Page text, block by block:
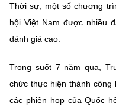
Thời sự, một số chương
hội Việt Nam được nhiều
đánh giá cao.
Trong suốt 7 năm qua,
chức thực hiện thành
các phiên họp của Quốc